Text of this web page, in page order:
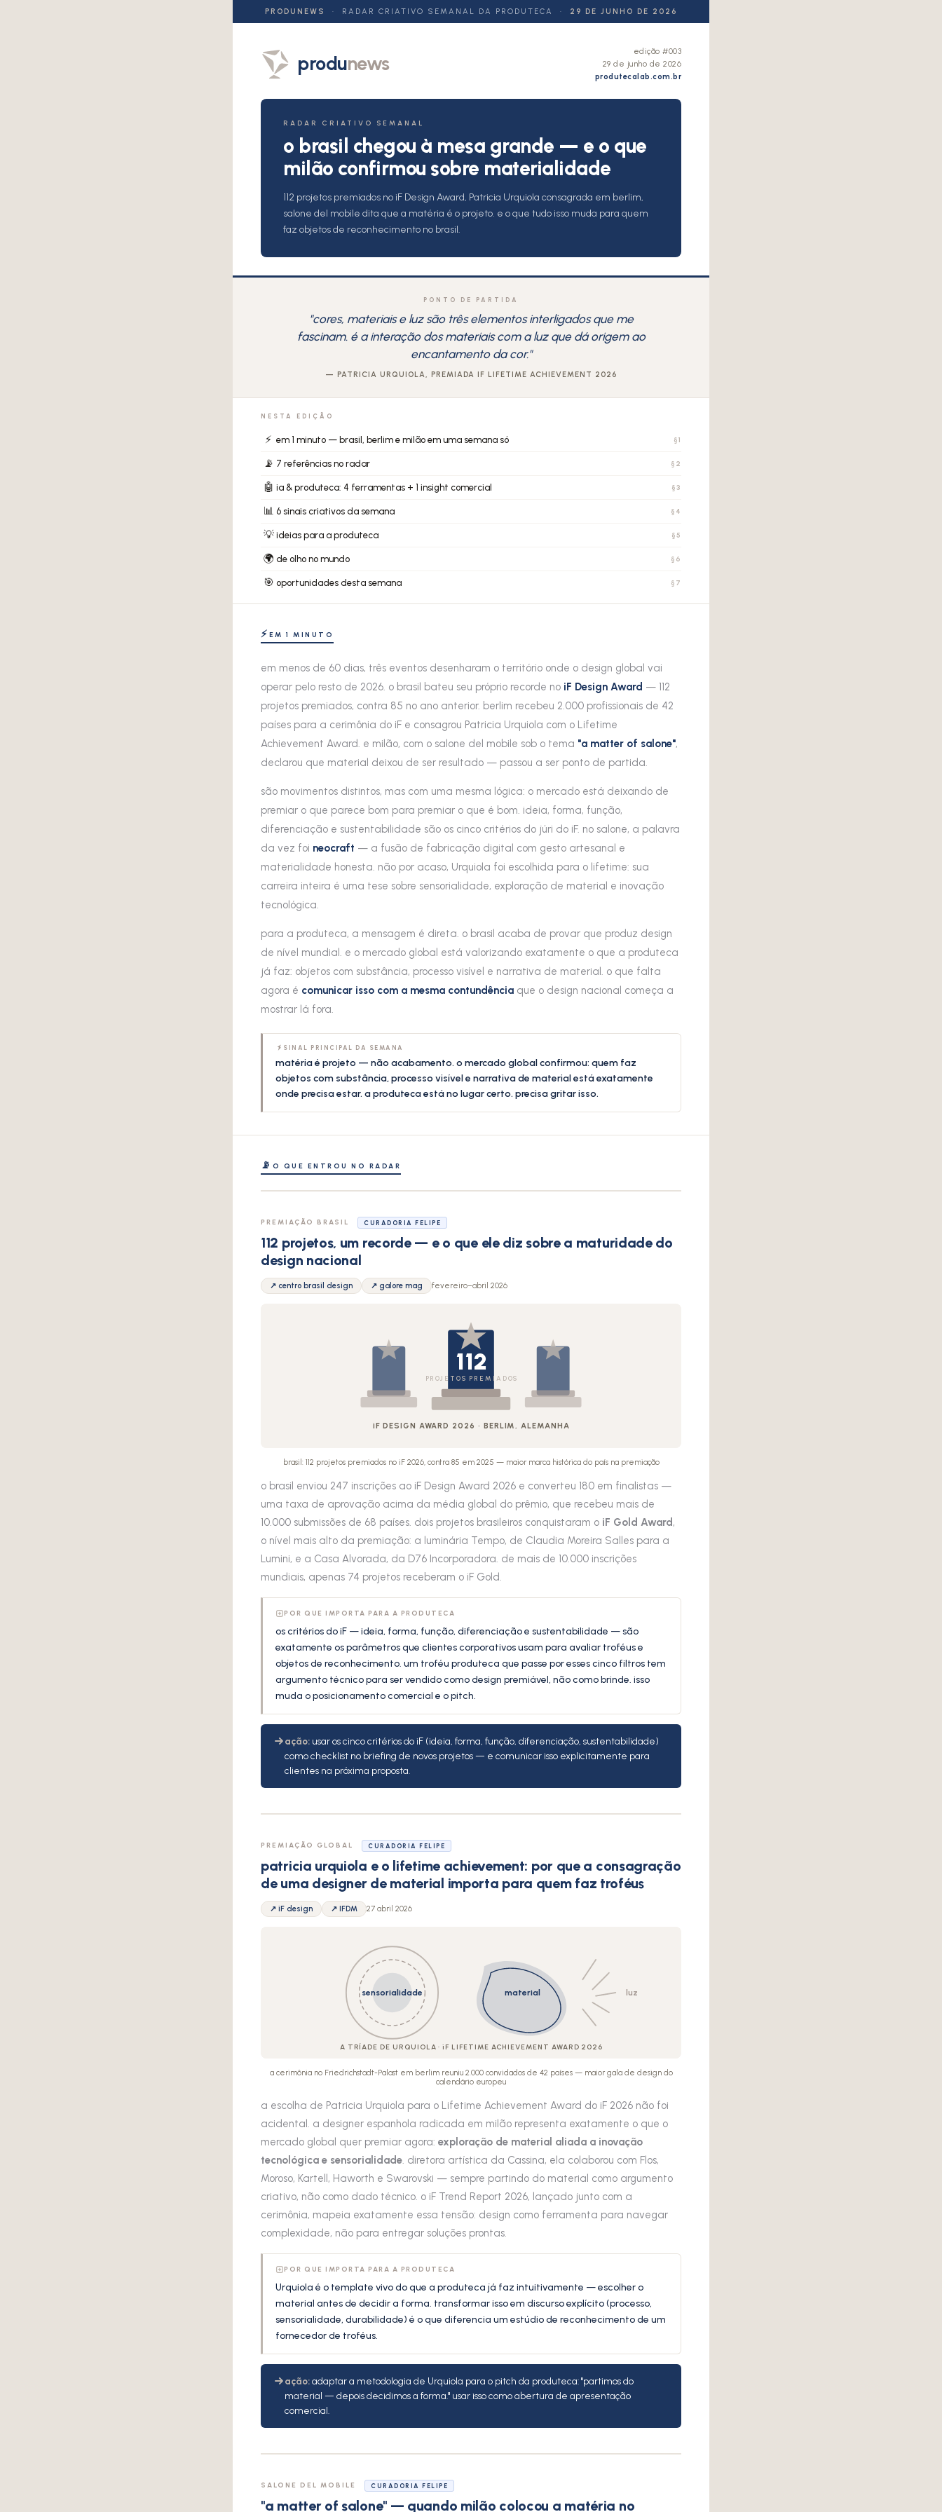
PRODUNEWS · RADAR CRIATIVO SEMANAL DA PRODUTECA · 29 DE JUNHO DE 2026
produnews
edição #003
29 de junho de 2026
produtecalab.com.br
RADAR CRIATIVO SEMANAL
o brasil chegou à mesa grande — e o que
milão confirmou sobre materialidade
112 projetos premiados no iF Design Award, Patricia Urquiola consagrada em berlim,
salone del mobile dita que a matéria é o projeto. e o que tudo isso muda para quem
faz objetos de reconhecimento no brasil.
PONTO DE PARTIDA
"cores, materiais e luz são três elementos interligados que me
fascinam. é a interação dos materiais com a luz que dá origem ao
encantamento da cor."
— PATRICIA URQUIOLA, PREMIADA IF LIFETIME ACHIEVEMENT 2026
NESTA EDIÇÃO
⚡ em 1 minuto — brasil, berlim e milão em uma semana só §1
📡 7 referências no radar §2
🤖 ia & produteca: 4 ferramentas + 1 insight comercial §3
📊 6 sinais criativos da semana §4
💡 ideias para a produteca §5
🌍 de olho no mundo §6
🎯 oportunidades desta semana §7
⚡ EM 1 MINUTO
em menos de 60 dias, três eventos desenharam o território onde o design global vai
operar pelo resto de 2026. o brasil bateu seu próprio recorde no iF Design Award — 112
projetos premiados, contra 85 no ano anterior. berlim recebeu 2.000 profissionais de 42
países para a cerimônia do iF e consagrou Patricia Urquiola com o Lifetime
Achievement Award. e milão, com o salone del mobile sob o tema "a matter of salone",
declarou que material deixou de ser resultado — passou a ser ponto de partida.
são movimentos distintos, mas com uma mesma lógica: o mercado está deixando de
premiar o que parece bom para premiar o que é bom. ideia, forma, função,
diferenciação e sustentabilidade são os cinco critérios do júri do iF. no salone, a palavra
da vez foi neocraft — a fusão de fabricação digital com gesto artesanal e
materialidade honesta. não por acaso, Urquiola foi escolhida para o lifetime: sua
carreira inteira é uma tese sobre sensorialidade, exploração de material e inovação
tecnológica.
para a produteca, a mensagem é direta. o brasil acaba de provar que produz design
de nível mundial. e o mercado global está valorizando exatamente o que a produteca
já faz: objetos com substância, processo visível e narrativa de material. o que falta
agora é comunicar isso com a mesma contundência que o design nacional começa a
mostrar lá fora.
SINAL PRINCIPAL DA SEMANA
matéria é projeto — não acabamento. o mercado global confirmou: quem faz
objetos com substância, processo visível e narrativa de material está exatamente
onde precisa estar. a produteca está no lugar certo. precisa gritar isso.
📡 O QUE ENTROU NO RADAR
PREMIAÇÃO BRASIL CURADORIA FELIPE
112 projetos, um recorde — e o que ele diz sobre a maturidade do
design nacional
↗ centro brasil design ↗ galore mag fevereiro–abril 2026
112
PROJETOS PREMIADOS
iF DESIGN AWARD 2026 · BERLIM, ALEMANHA
brasil: 112 projetos premiados no iF 2026, contra 85 em 2025 — maior marca histórica do país na premiação
o brasil enviou 247 inscrições ao iF Design Award 2026 e converteu 180 em finalistas —
uma taxa de aprovação acima da média global do prêmio, que recebeu mais de
10.000 submissões de 68 países. dois projetos brasileiros conquistaram o iF Gold Award ,
o nível mais alto da premiação: a luminária Tempo, de Claudia Moreira Salles para a
Lumini, e a Casa Alvorada, da D76 Incorporadora. de mais de 10.000 inscrições
mundiais, apenas 74 projetos receberam o iF Gold.
POR QUE IMPORTA PARA A PRODUTECA
os critérios do iF — ideia, forma, função, diferenciação e sustentabilidade — são
exatamente os parâmetros que clientes corporativos usam para avaliar troféus e
objetos de reconhecimento. um troféu produteca que passe por esses cinco filtros tem
argumento técnico para ser vendido como design premiável, não como brinde. isso
muda o posicionamento comercial e o pitch.
ação: usar os cinco critérios do iF (ideia, forma, função, diferenciação, sustentabilidade)
como checklist no briefing de novos projetos — e comunicar isso explicitamente para
clientes na próxima proposta.
PREMIAÇÃO GLOBAL CURADORIA FELIPE
patricia urquiola e o lifetime achievement: por que a consagração
de uma designer de material importa para quem faz troféus
↗ iF design ↗ IFDM 27 abril 2026
sensorialidade material luz
A TRÍADE DE URQUIOLA · iF LIFETIME ACHIEVEMENT AWARD 2026
a cerimônia no Friedrichstadt-Palast em berlim reuniu 2.000 convidados de 42 países — maior gala de design do
calendário europeu
a escolha de Patricia Urquiola para o Lifetime Achievement Award do iF 2026 não foi
acidental. a designer espanhola radicada em milão representa exatamente o que o
mercado global quer premiar agora: exploração de material aliada a inovação
tecnológica e sensorialidade. diretora artística da Cassina, ela colaborou com Flos,
Moroso, Kartell, Haworth e Swarovski — sempre partindo do material como argumento
criativo, não como dado técnico. o iF Trend Report 2026, lançado junto com a
cerimônia, mapeia exatamente essa tensão: design como ferramenta para navegar
complexidade, não para entregar soluções prontas.
POR QUE IMPORTA PARA A PRODUTECA
Urquiola é o template vivo do que a produteca já faz intuitivamente — escolher o
material antes de decidir a forma. transformar isso em discurso explícito (processo,
sensorialidade, durabilidade) é o que diferencia um estúdio de reconhecimento de um
fornecedor de troféus.
ação:adaptar a metodologia de Urquiola para o pitch da produteca: "partimos do
material — depois decidimos a forma." usar isso como abertura de apresentação
comercial.
SALONE DEL MOBILE CURADORIA FELIPE
"a matter of salone" — quando milão colocou a matéria no